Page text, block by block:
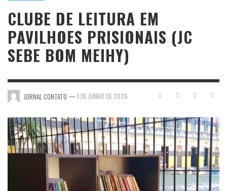
CLUBE DE LEITURA EM
PAVILHOES PRISIONAIS (JC
SEBE BOM MEIHY)
JORNAL CONTATO — 1 DE JUNHO DE 2026